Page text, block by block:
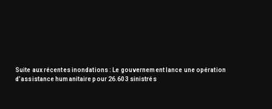
Suite aux récentes inondations : Le gouvernement lance une opération
d’assistance humanitaire pour 26.603 sinistrés